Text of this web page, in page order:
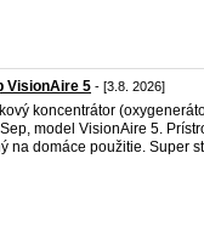
VisionAire 5 - [3.8. 2026]
koncentrátor
model VisionAire 5.
na domáce použitie. Super